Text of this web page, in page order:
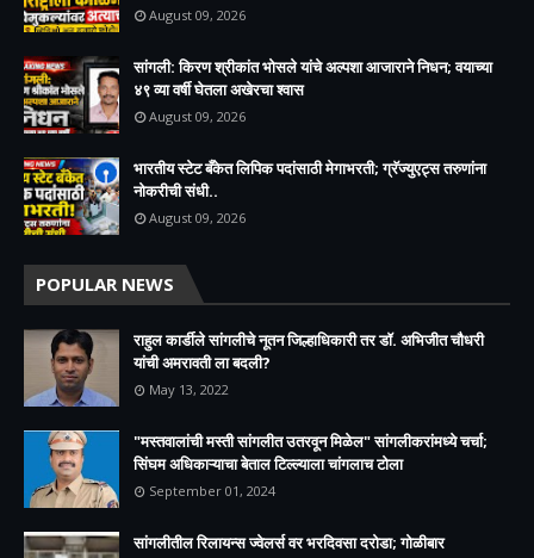
August 09, 2026
सांगली: किरण श्रीकांत भोसले यांचे अल्पशा आजाराने निधन; वयाच्या
४९ व्या वर्षी घेतला अखेरचा श्वास​
August 09, 2026
भारतीय स्टेट बँकेत लिपिक पदांसाठी मेगाभरती; ग्रॅज्युएट्स तरुणांना
नोकरीची संधी..
August 09, 2026
POPULAR NEWS
राहुल कार्डीले सांगलीचे नूतन जिल्हाधिकारी तर डॉ. अभिजीत चौधरी
यांची अमरावती ला बदली?
May 13, 2022
"मस्तवालांची मस्ती सांगलीत उतरवून मिळेल" सांगलीकरांमध्ये चर्चा;
सिंघम अधिकाऱ्याचा बेताल टिल्ल्याला चांगलाच टोला
September 01, 2024
सांगलीतील रिलायन्स ज्वेलर्स वर भरदिवसा दरोडा; गोळीबार